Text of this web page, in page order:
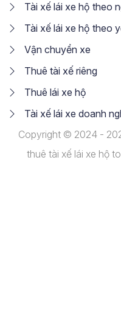
Tài xế lái xe hộ theo
Tài xế lái xe hộ theo
Vận chuyển xe
Thuê tài xế riêng
Thuê lái xe hộ
Tài xế lái xe doanh
Copyright © 2024 -
thuê tài xế lái xe hộ